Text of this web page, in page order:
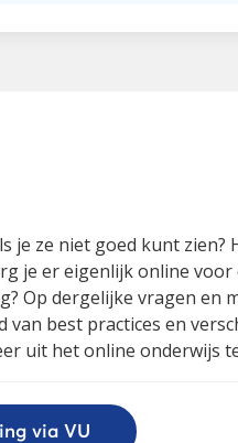
je ze niet goed kunt zien?
je er eigenlijk online voor
Op dergelijke vragen en
best practices en
uit het online onderwijs
via VU